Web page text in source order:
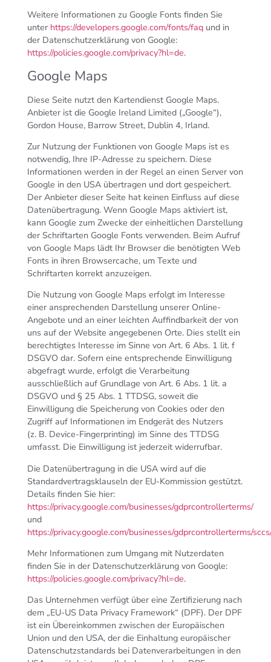
Weitere Informationen zu Google Fonts finden Sie
unter https://developers.google.com/fonts/faqund in
der Datenschutzerklärung von Google:
https://policies.google.com/privacy?hl=de.
Google Maps
Diese Seite nutzt den Kartendienst Google Maps.
Anbieter ist die Google Ireland Limited („Google“),
Gordon House, Barrow Street, Dublin 4, Irland.
Zur Nutzung der Funktionen von Google Maps ist es
notwendig, Ihre IP-Adresse zu speichern. Diese
Informationen werden in der Regel an einen Server von
Google in den USA übertragen und dort gespeichert.
Der Anbieter dieser Seite hat keinen Einfluss auf diese
Datenübertragung. Wenn Google Maps aktiviert ist,
kann Google zum Zwecke der einheitlichen Darstellung
der Schriftarten Google Fonts verwenden. Beim Aufruf
von Google Maps lädt Ihr Browser die benötigten Web
Fonts in ihren Browsercache, um Texte und
Schriftarten korrekt anzuzeigen.
Die Nutzung von Google Maps erfolgt im Interesse
einer ansprechenden Darstellung unserer Online-
Angebote und an einer leichten Auffindbarkeit der von
uns auf der Website angegebenen Orte. Dies stellt ein
berechtigtes Interesse im Sinne von Art. 6 Abs. 1 lit. f
DSGVO dar. Sofern eine entsprechende Einwilligung
abgefragt wurde, erfolgt die Verarbeitung
ausschließlich auf Grundlage von Art. 6 Abs. 1 lit. a
DSGVO und § 25 Abs. 1 TTDSG, soweit die
Einwilligung die Speicherung von Cookies oder den
Zugriff auf Informationen im Endgerät des Nutzers
(z. B. Device-Fingerprinting) im Sinne des TTDSG
umfasst. Die Einwilligung ist jederzeit widerrufbar.
Die Datenübertragung in die USA wird auf die
Standardvertragsklauseln der EU-Kommission gestützt.
Details finden Sie hier:
https://privacy.google.com/businesses/gdprcontrollerterms/
und
https://privacy.google.com/businesses/gdprcontrollerterms/sccs/
Mehr Informationen zum Umgang mit Nutzerdaten
finden Sie in der Datenschutzerklärung von Google:
https://policies.google.com/privacy?hl=de.
Das Unternehmen verfügt über eine Zertifizierung nach
dem „EU-US Data Privacy Framework“ (DPF). Der DPF
ist ein Übereinkommen zwischen der Europäischen
Union und den USA, der die Einhaltung europäischer
Datenschutzstandards bei Datenverarbeitungen in den